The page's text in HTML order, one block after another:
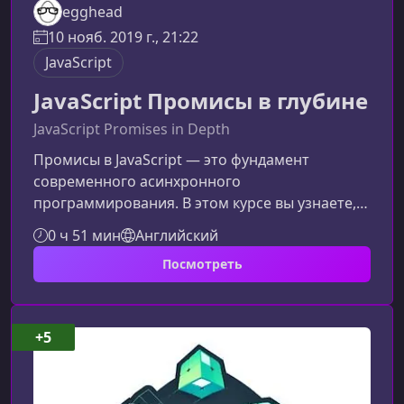
egghead
10 нояб. 2019 г., 21:22
JavaScript
JavaScript Промисы в глубине
JavaScript Promises in Depth
Промисы в JavaScript — это фундамент
современного асинхронного
программирования. В этом курсе вы узнаете,
как грамотно создавать, комбинировать и
обрабатывать промисы, чтобы писать более
предсказуемый, чистый и устойчивый к
нужныПромисы появились в JavaScript с
ES2015 и стали ключевым инструментом для
работы с асинхронностью. Они позволяют
упорядочить выполнение операций, избежать
«адских» колбэков и у
0 ч 51 мин Английский
Посмотреть
+5